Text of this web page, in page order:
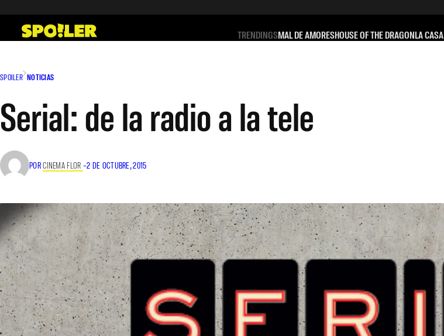
contenido
TRENDINGSMAL DE AMORESHOUSE OF THE DRAGONLA
SPOILER NOTICIAS
Serial: de la radio a la tele
PORCINEMA FLOR –2 DE OCTUBRE, 2015